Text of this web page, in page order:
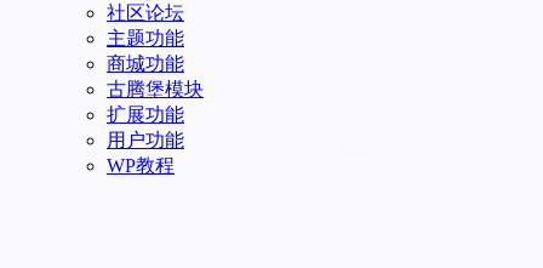
社区论坛
主题功能
商城功能
古腾堡模块
扩展功能
用户功能
WP教程